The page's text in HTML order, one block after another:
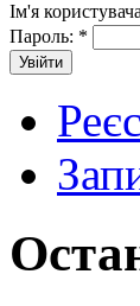
Ім'я
Пароль: *